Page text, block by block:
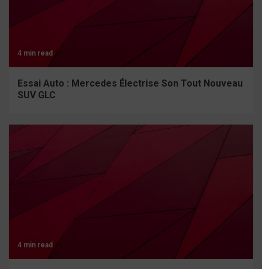
4 min read
Essai Auto : Mercedes Électrise Son Tout Nouveau
SUV GLC
4 min read